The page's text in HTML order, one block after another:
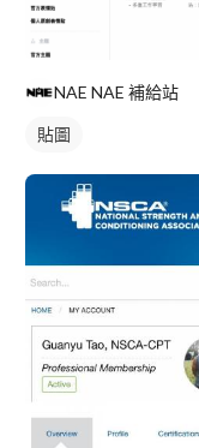
NAE NAE 補給站
貼圖